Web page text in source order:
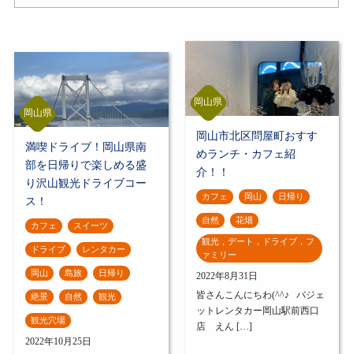
岡山県
満喫ドライブ！岡山県南
部を日帰りで楽しめる盛
り沢山観光ドライブコー
ス！
カフェ スイーツ
ドライブ レンタカー
岡山 島旅 日帰り
絶景 自然 観光
観光穴場
2022年10月25日
岡山県
岡山市北区問屋町おすす
めランチ・カフェ紹
介！！
カフェ 岡山 日帰り
自然 花畑
観光，デート，ドライブ，フ
ァミリー
2022年8月31日
皆さんこんにちわ(^^♪ バジェ
ットレンタカー岡山駅前西口
店 えん […]